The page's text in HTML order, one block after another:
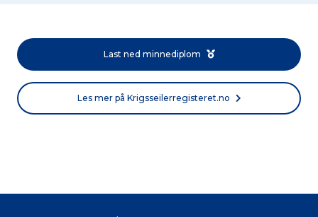
Last ned minnediplom
Les mer på Krigsseilerregisteret.no